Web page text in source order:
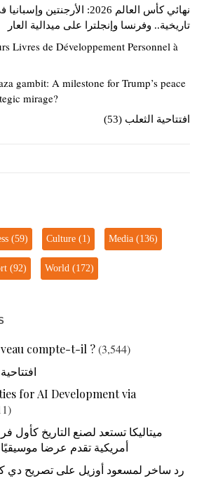
نهائي كأس العالم 2026: الأرجنتين
تاريخية.. وفرنسا وإنجلترا على ميدالية العار
Livres de Développement Personnel à
gambit: A milestone for Trump’s peace
mirage?
افتتاحية الثعلب (53)
(59) Culture (1) Media (136)
(92) World (172)
compte-t-il ?(3,544)
for AI Development via
ميتاليكا تستعد لصنع التاريخ كأول
أمريكية تقدم عرضا
رد ساخر لمسعود أوزيل على تصريح دي